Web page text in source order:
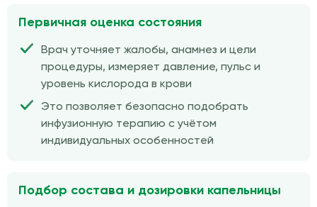
Первичная оценка состояния
Врач уточняет жалобы, анамнез и цели
процедуры, измеряет давление, пульс и
уровень кислорода в крови
Это позволяет безопасно подобрать
инфузионную терапию с учётом
индивидуальных особенностей
Подбор состава и дозировки капельницы